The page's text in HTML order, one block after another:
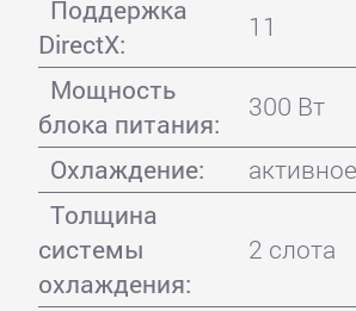
Поддержка
DirectX:
11
Мощность
блока питания:
300 Вт
Охлаждение:
активное
Толщина
системы
охлаждения:
2 слота